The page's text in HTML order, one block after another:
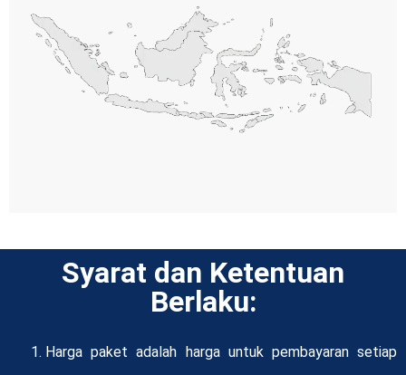
Syarat dan Ketentuan
Berlaku:
Harga paket adalah harga untuk pembayaran setiap